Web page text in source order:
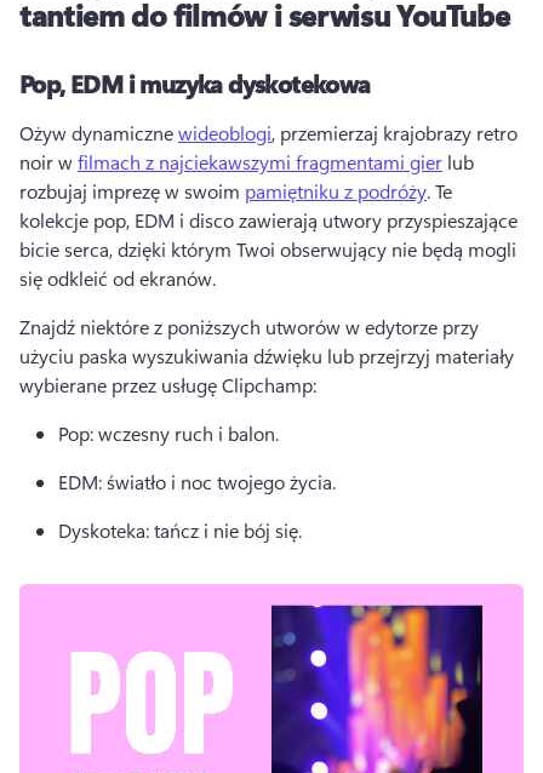
tantiem do filmów i serwisu YouTube
Pop, EDM i muzyka dyskotekowa
Ożyw dynamiczne wideoblogi, przemierzaj krajobrazy retro
noir w filmach z najciekawszymi fragmentami gier lub
rozbujaj imprezę w swoim pamiętniku z podróży. Te
kolekcje pop, EDM i disco zawierają utwory przyspieszające
bicie serca, dzięki którym Twoi obserwujący nie będą mogli
się odkleić od ekranów.
Znajdź niektóre z poniższych utworów w edytorze przy
użyciu paska wyszukiwania dźwięku lub przejrzyj materiały
wybierane przez usługę Clipchamp:
Pop: wczesny ruch i balon.
EDM: światło i noc twojego życia.
Dyskoteka: tańcz i nie bój się.